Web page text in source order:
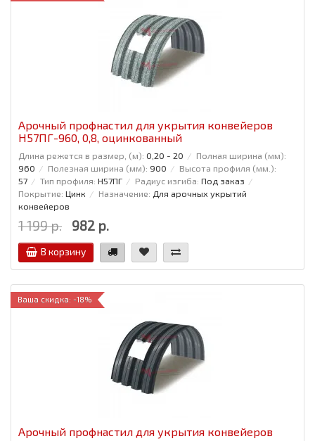
Арочный профнастил для укрытия конвейеров
Н57ПГ-960, 0,8, оцинкованный
Длина режется в размер, (м): 0,20 - 20
Полная ширина (мм):
960
Полезная ширина (мм): 900
Высота профиля (мм.):
57
Тип профиля: Н57ПГ Радиус изгиба: Под заказ
Покрытие: Цинк Назначение: Для арочных укрытий
конвейеров
1 199 р. 982 р.
В корзину
Ваша скидка: -18%
Арочный профнастил для укрытия конвейеров